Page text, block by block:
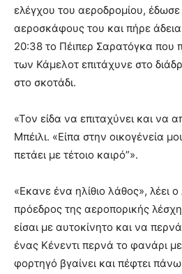
ελέγχου του αεροδρομίου, έδωσε
αεροσκάφους του και πήρε άδεια
20:38 το Πέιπερ Σαρατόγκα που
των Κάμελοτ επιτάχυνε στο
στο σκοτάδι.
«Τον είδα να επιταχύνει και να
Μπέιλι. «Είπα στην οικογένεία
πετάει με τέτοιο καιρό”».
«Εκανε ένα ηλίθιο λάθος», λέει
πρόεδρος της αεροπορικής
είσαι με αυτοκίνητο και να
ένας Κένεντι περνά το φανάρι
φορτηγό βγαίνει και πέφτει